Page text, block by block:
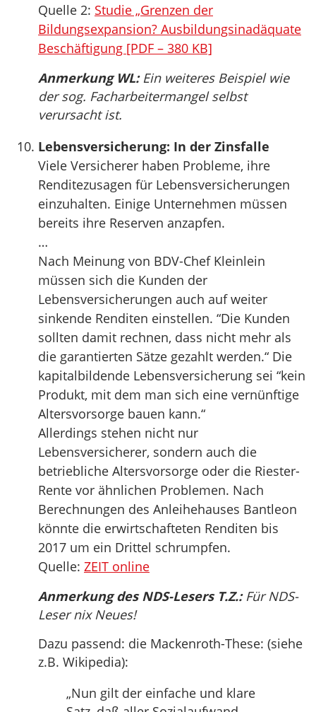
Quelle 2: Studie „Grenzen der
Bildungsexpansion? Ausbildungsinadäquate
Beschäftigung [PDF – 380 KB]
Anmerkung WL:Ein weiteres Beispiel wie
der sog. Facharbeitermangel selbst
verursacht ist.
Lebensversicherung: In der Zinsfalle
Viele Versicherer haben Probleme, ihre
Renditezusagen für Lebensversicherungen
einzuhalten. Einige Unternehmen müssen
bereits ihre Reserven anzapfen.
…
Nach Meinung von BDV-Chef Kleinlein
müssen sich die Kunden der
Lebensversicherungen auch auf weiter
sinkende Renditen einstellen. “Die Kunden
sollten damit rechnen, dass nicht mehr als
die garantierten Sätze gezahlt werden.“ Die
kapitalbildende Lebensversicherung sei “kein
Produkt, mit dem man sich eine vernünftige
Altersvorsorge bauen kann.“
Allerdings stehen nicht nur
Lebensversicherer, sondern auch die
betriebliche Altersvorsorge oder die Riester-
Rente vor ähnlichen Problemen. Nach
Berechnungen des Anleihehauses Bantleon
könnte die erwirtschafteten Renditen bis
2017 um ein Drittel schrumpfen.
Quelle: ZEIT online
Anmerkung des NDS-Lesers T.Z.:Für NDS-
Leser nix Neues!
Dazu passend: die Mackenroth-These: (siehe
z.B. Wikipedia):
„Nun gilt der einfache und klare